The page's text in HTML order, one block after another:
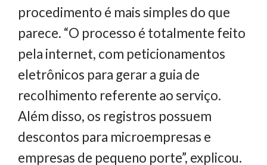
procedimento é mais simples do que
parece. “O processo é totalmente feito
pela internet, com peticionamentos
eletrônicos para gerar a guia de
recolhimento referente ao serviço.
Além disso, os registros possuem
descontos para microempresas e
empresas de pequeno porte”, explicou.